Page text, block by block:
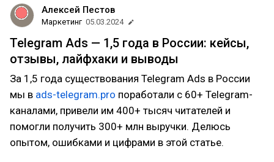
Алексей Пестов
Маркетинг 05.03.2024
Telegram Ads — 1,5 года в России: кейсы,
отзывы, лайфхаки и выводы
За 1,5 года существования Telegram Ads в России
мы в ads-telegram.pro поработали с 60+ Telegram-
каналами, привели им 400+ тысяч читателей и
помогли получить 300+ млн выручки. Делюсь
опытом, ошибками и цифрами в этой статье.